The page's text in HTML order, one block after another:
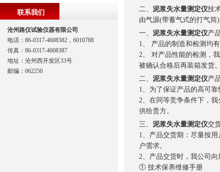
二、 泥浆失水量测定仪技
由气源(带蓄气式的打气
一、 泥浆失水量测定仪产
1、 产品的制造和检测均
2、 对产品性能的检测，
被确认合格后再装箱发货
二、 泥浆失水量测定仪产
1、为了保证产品的高可
2、在同等竞争条件下，
供给贵方。
三、 泥浆失水量测定仪交
1、产品交货期：尽量按
户需求。
2、产品交货时，我公司
① 技术保养维修手册
联系我们
沧州路仪试验仪器有限公司
电话：86-0317-4608382，6010788
传真：86-0317-4608387
地址：沧州西开发区33号
邮编：062250